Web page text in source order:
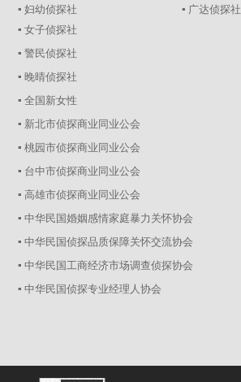
▪ 妇幼侦探社
▪ 广达侦探社
▪ 女子侦探社
▪ 警民侦探社
▪ 晚晴侦探社
▪ 全国新女性
▪ 新北市侦探商业同业公会
▪ 桃园市侦探商业同业公会
▪ 台中市侦探商业同业公会
▪ 高雄市侦探商业同业公会
▪ 中华民国婚姻感情家庭暴力关怀协会
▪ 中华民国侦探品质保障关怀交流协会
▪ 中华民国工商经济市场调查侦探协会
▪ 中华民国侦探专业经理人协会